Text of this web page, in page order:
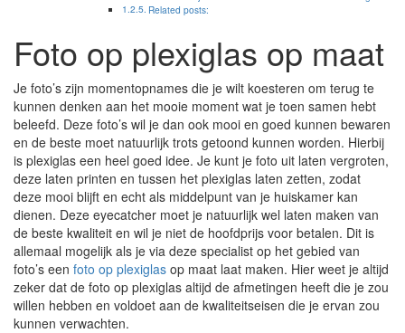
Related posts:
Foto op plexiglas op maat
Je foto’s zijn momentopnames die je wilt koesteren om terug te
kunnen denken aan het mooie moment wat je toen samen hebt
beleefd. Deze foto’s wil je dan ook mooi en goed kunnen bewaren
en de beste moet natuurlijk trots getoond kunnen worden. Hierbij
is plexiglas een heel goed idee. Je kunt je foto uit laten vergroten,
deze laten printen en tussen het plexiglas laten zetten, zodat
deze mooi blijft en echt als middelpunt van je huiskamer kan
dienen. Deze eyecatcher moet je natuurlijk wel laten maken van
de beste kwaliteit en wil je niet de hoofdprijs voor betalen. Dit is
allemaal mogelijk als je via deze specialist op het gebied van
foto’s een foto op plexiglas op maat laat maken. Hier weet je altijd
zeker dat de foto op plexiglas altijd de afmetingen heeft die je zou
willen hebben en voldoet aan de kwaliteitseisen die je ervan zou
kunnen verwachten.